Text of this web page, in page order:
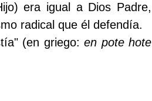
era igual a Dios Padre,
radical que él defendía.
(en griego: en pote hote